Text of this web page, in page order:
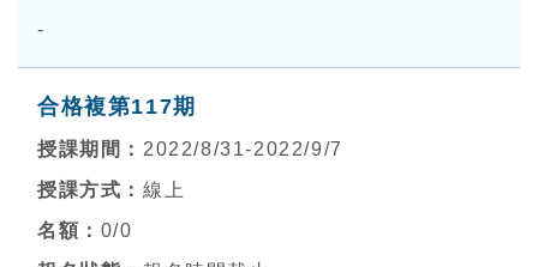
-
合格複第117期
2022/8/31-2022/9/7
線上
0/0